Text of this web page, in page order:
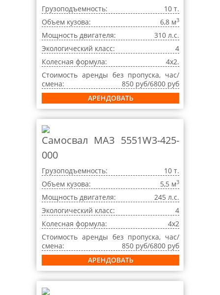
Грузоподъемность:
10 т.
Объем кузова:
6,8 м3
Мощность двигателя:
310 л.с.
Экологический класс:
4
Колесная формула:
4x2.
Стоимость аренды без пропуска, час/
смена:
850 руб/6800 руб
АРЕНДОВАТЬ
Самосвал МАЗ 5551W3-425-
000
Грузоподъемность:
10 т.
Объем кузова:
5,5 м3
Мощность двигателя:
245 л.с.
Экологический класс:
4
Колесная формула:
4x2
Стоимость аренды без пропуска, час/
смена:
850 руб/6800 руб
АРЕНДОВАТЬ